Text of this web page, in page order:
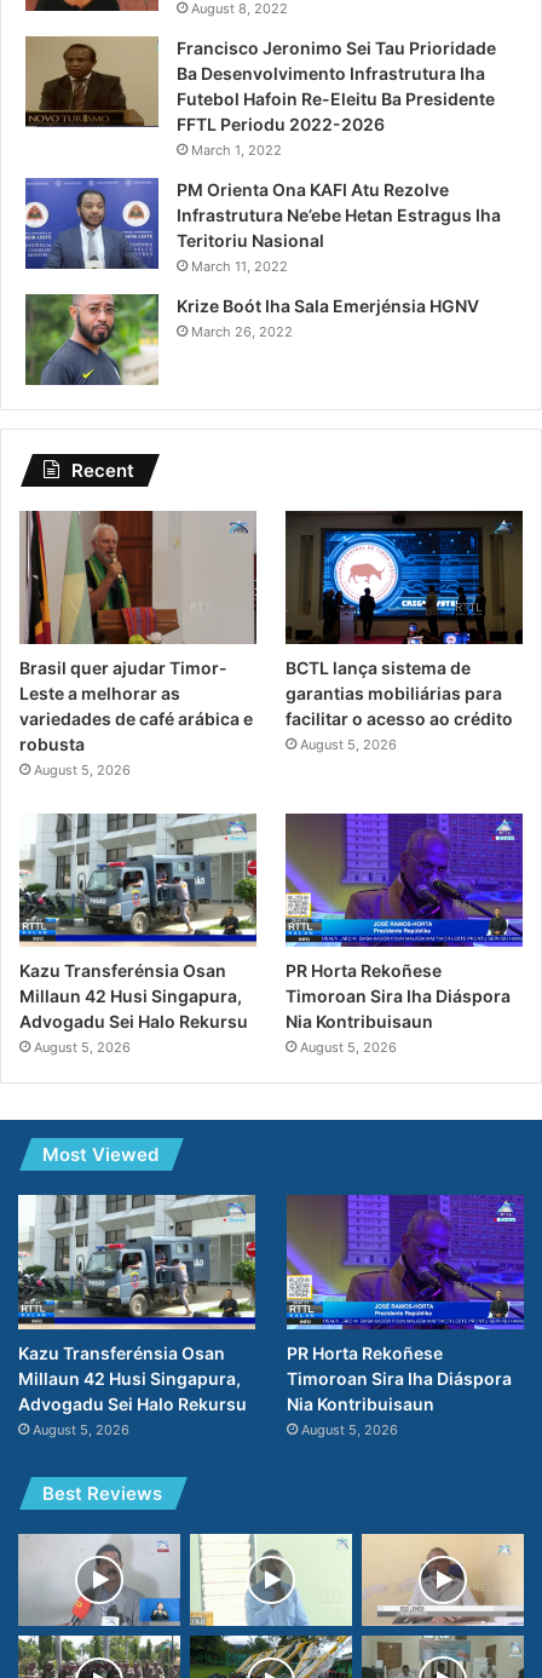
August 8, 2022
Francisco Jeronimo Sei Tau Prioridade
Ba Desenvolvimento Infrastrutura Iha
Futebol Hafoin Re-Eleitu Ba Presidente
FFTL Periodu 2022-2026
March 1, 2022
PM Orienta Ona KAFI Atu Rezolve
Infrastrutura Ne’ebe Hetan Estragus Iha
Teritoriu Nasional
March 11, 2022
Krize Boót Iha Sala Emerjénsia HGNV
March 26, 2022
Recent
Brasil quer ajudar Timor-
Leste a melhorar as
variedades de café arábica e
robusta
August 5, 2026
BCTL lança sistema de
garantias mobiliárias para
facilitar o acesso ao crédito
August 5, 2026
Kazu Transferénsia Osan
Millaun 42 Husi Singapura,
Advogadu Sei Halo Rekursu
August 5, 2026
PR Horta Rekoñese
Timoroan Sira Iha Diáspora
Nia Kontribuisaun
August 5, 2026
Most Viewed
Kazu Transferénsia Osan
Millaun 42 Husi Singapura,
Advogadu Sei Halo Rekursu
August 5, 2026
PR Horta Rekoñese
Timoroan Sira Iha Diáspora
Nia Kontribuisaun
August 5, 2026
Best Reviews